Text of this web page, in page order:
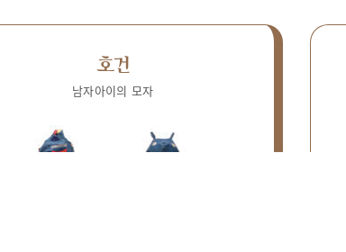
호건
남자아이의 모자